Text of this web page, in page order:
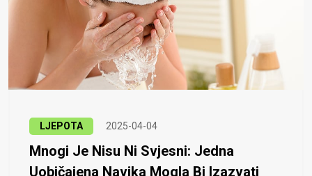
LJEPOTA 2025-04-04
Mnogi Je Nisu Ni Svjesni: Jedna
Uobičajena Navika Mogla Bi Izazvati